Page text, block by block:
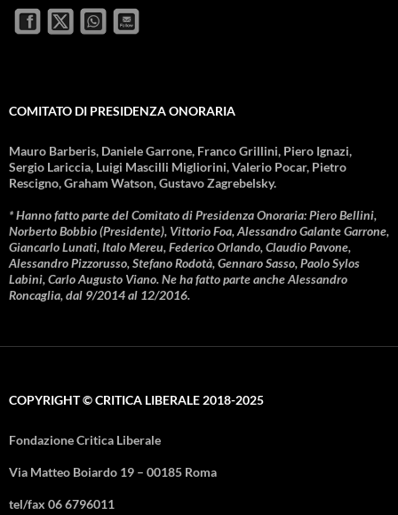
COMITATO DI PRESIDENZA ONORARIA
Mauro Barberis, Daniele Garrone, Franco Grillini, Piero Ignazi,
Sergio Lariccia, Luigi Mascilli Migliorini, Valerio Pocar, Pietro
Rescigno, Graham Watson, Gustavo Zagrebelsky.
* Hanno fatto parte del Comitato di Presidenza Onoraria: Piero Bellini,
Norberto Bobbio (Presidente), Vittorio Foa, Alessandro Galante Garrone,
Giancarlo Lunati, Italo Mereu, Federico Orlando, Claudio Pavone,
Alessandro Pizzorusso, Stefano Rodotà, Gennaro Sasso, Paolo Sylos
Labini, Carlo Augusto Viano. Ne ha fatto parte anche Alessandro
Roncaglia, dal 9/2014 al 12/2016.
COPYRIGHT © CRITICA LIBERALE 2018-2025
Fondazione Critica Liberale
Via Matteo Boiardo 19 – 00185 Roma
tel/fax 06 6796011